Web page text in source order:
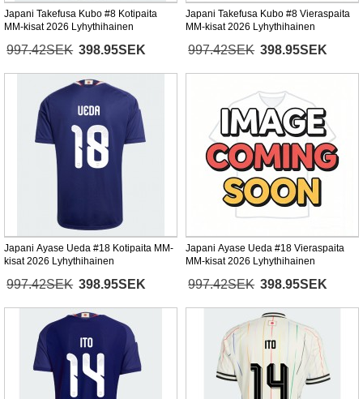
Japani Takefusa Kubo #8 Kotipaita
MM-kisat 2026 Lyhythihainen
997.42SEK 398.95SEK
Japani Takefusa Kubo #8 Vieraspaita
MM-kisat 2026 Lyhythihainen
997.42SEK 398.95SEK
Japani Ayase Ueda #18 Kotipaita MM-
kisat 2026 Lyhythihainen
997.42SEK 398.95SEK
Japani Ayase Ueda #18 Vieraspaita
MM-kisat 2026 Lyhythihainen
997.42SEK 398.95SEK